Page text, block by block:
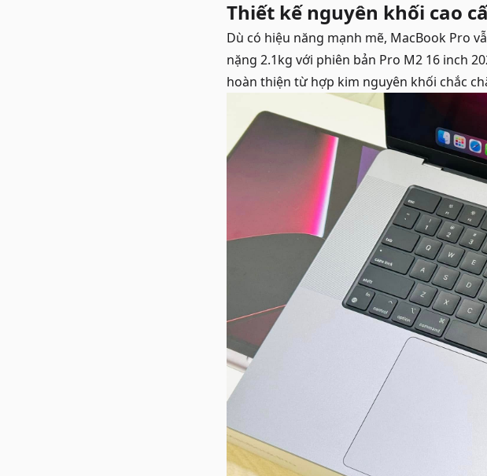
Thiết kế nguyên khối cao
Dù có hiệu năng mạnh mẽ, MacBook Pro
nặng 2.1kg với phiên bản Pro M2 16 inch
hoàn thiện từ hợp kim nguyên khối chắc